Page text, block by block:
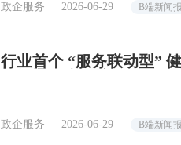
政企服务 2026-06-29 B端新闻
行业首个 “服务联动型”
政企服务 2026-06-29 B端新闻